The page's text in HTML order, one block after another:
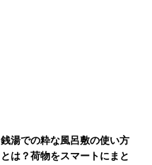
銭湯での粋な風呂敷の使い方
とは？荷物をスマートにまと